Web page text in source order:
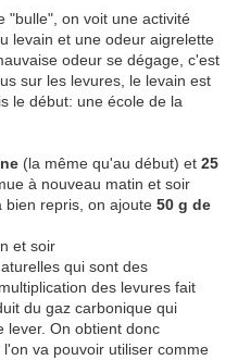
"bulle", on voit une activité
levain et une odeur aigrelette
odeur se dégage, c'est
sur les levures, le levain est
le début: une école de la
(la même qu'au début) et 25
à nouveau matin et soir
bien repris, on ajoute 50 g de
et soir
qui sont des
des levures fait
du gaz carbonique qui
lever. On obtient donc
va pouvoir utiliser comme